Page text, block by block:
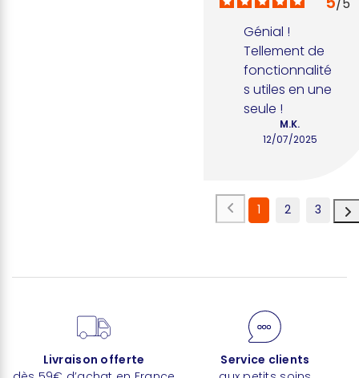
Génial !
Tellement de
fonctionnalité
s utiles en une
seule !
12/07/2025
M.K.
1 2 3
Livraison offerte
Service clients